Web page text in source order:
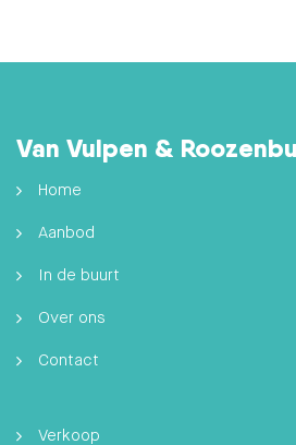
Van Vulpen &
Home
Aanbod
In de buurt
Over ons
Contact
Verkoop